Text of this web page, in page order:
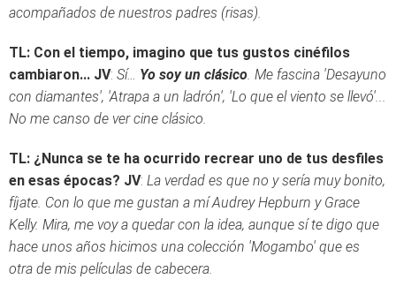
acompañados de nuestros padres (risas).
TL: Con el tiempo, imagino que tus gustos cinéfilos
cambiaron... JV: Sí… Yo soy un clásico. Me fascina 'Desayuno
con diamantes', 'Atrapa a un ladrón', 'Lo que el viento se llevó'...
No me canso de ver cine clásico.
TL: ¿Nunca se te ha ocurrido recrear uno de tus desfiles
en esas épocas? JV: La verdad es que no y sería muy bonito,
fíjate. Con lo que me gustan a mí Audrey Hepburn y Grace
Kelly. Mira, me voy a quedar con la idea, aunque sí te digo que
hace unos años hicimos una colección 'Mogambo' que es
otra de mis películas de cabecera.